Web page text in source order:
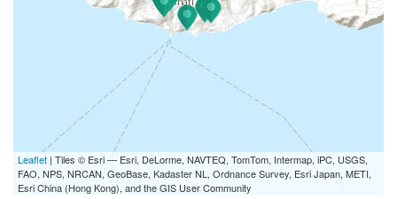
Leaflet | Tiles © Esri — Esri, DeLorme, NAVTEQ, TomTom, Intermap, iPC, USGS,
FAO, NPS, NRCAN, GeoBase, Kadaster NL, Ordnance Survey, Esri Japan, METI,
Esri China (Hong Kong), and the GIS User Community